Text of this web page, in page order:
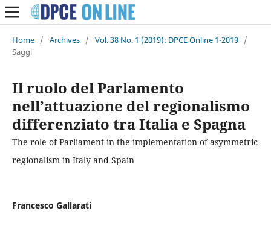
Home / Archives / Vol. 38 No. 1 (2019): DPCE Online 1-2019 /
Saggi
Il ruolo del Parlamento
nell’attuazione del regionalismo
differenziato tra Italia e Spagna
The role of Parliament in the implementation of asymmetric
regionalism in Italy and Spain
Francesco Gallarati